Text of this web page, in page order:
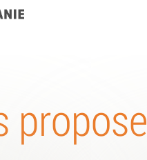
propose